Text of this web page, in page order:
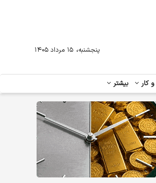
کار بیشتر
پنجشنبه، ۱۵ مرداد ۱۴۰۵